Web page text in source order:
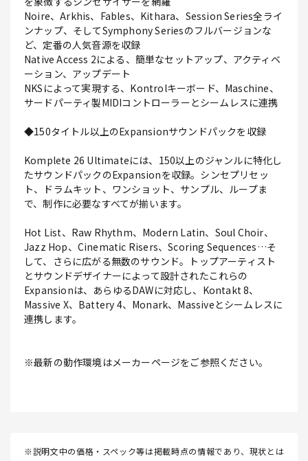
Noire、Arkhis、Fables、Kithara、Session Series全ライ
ンナップ、そしてSymphony Seriesのフルバージョンな
ど、定番の人気音源を収録
Native Access 2による、簡単なセットアップ、アクティベ
ーション、アップデート
NKSによって実現する、Kontrolキーボード、Maschine、
サードパーティ製MIDIコントローラーとシームレスに連携
◆150タイトル以上のExpansionサウンドパックを収録
Komplete 26 Ultimateには、150以上のジャンルに特化し
たサウンドパックのExpansionを収録。シンセプリセッ
ト、ドラムキット、ワンショット、サンプル、ループま
で、制作に必要なすべてが揃います。
Hot List、Raw Rhythm、Modern Latin、Soul Choir、
Jazz Hop、Cinematic Risers、Scoring Sequences…そ
して、さらに広がる無数のサウンド。トップアーティスト
とサウンドデザイナーによって設計されたこれらの
Expansionは、あらゆるDAWに対応し、Kontakt 8、
Massive X、Battery 4、Monark、Massiveとシームレスに
連携します。
※最新の動作環境はメーカーページをご参照ください。
※説明文中の価格・スペック等は掲載時点の情報であり、現状とは